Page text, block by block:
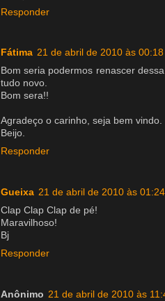
Responder
Fátima 21 de abril de 2010 às 00:18
Bom seria podermos renascer
tudo novo.
Bom sera!!
Agradeço o carinho, seja bem vindo.
Beijo.
Responder
Gueixa 21 de abril de 2010 às 01:24
Clap Clap Clap de pé!
Maravilhoso!
Bj
Responder
Anônimo 21 de abril de 2010 às